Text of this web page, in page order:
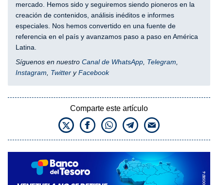
mercado. Hemos sido y seguiremos siendo pioneros en la
creación de contenidos, análisis inéditos e informes
especiales. Nos hemos convertido en una fuente de
referencia en el país y avanzamos paso a paso en América
Latina.
Síguenos en nuestro Canal de WhatsApp, Telegram,
Instagram, Twitter yFacebook
Comparte este artículo